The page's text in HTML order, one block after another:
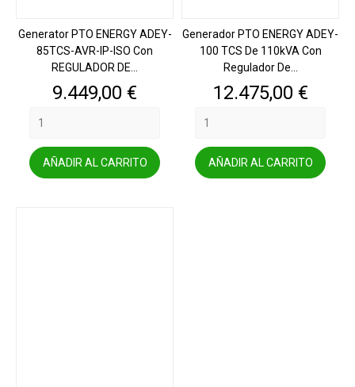
Generator PTO ENERGY ADEY-
85TCS-AVR-IP-ISO Con
REGULADOR DE...
Precio
9.449,00 €
AÑADIR AL CARRITO
Generador PTO ENERGY ADEY-
100 TCS De 110kVA Con
Regulador De...
Precio
12.475,00 €
AÑADIR AL CARRITO